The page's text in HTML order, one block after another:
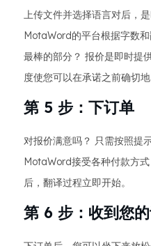
上传文件并选择语言对后，是
MotaWord的平台根据字数和
最棒的部分？ 报价是即时提
度使您可以在承诺之前确切地
第 5 步：下订单
对报价满意吗？ 只需按照提
MotaWord接受各种付款方
后，翻译过程立即开始。
第 6 步：收到您